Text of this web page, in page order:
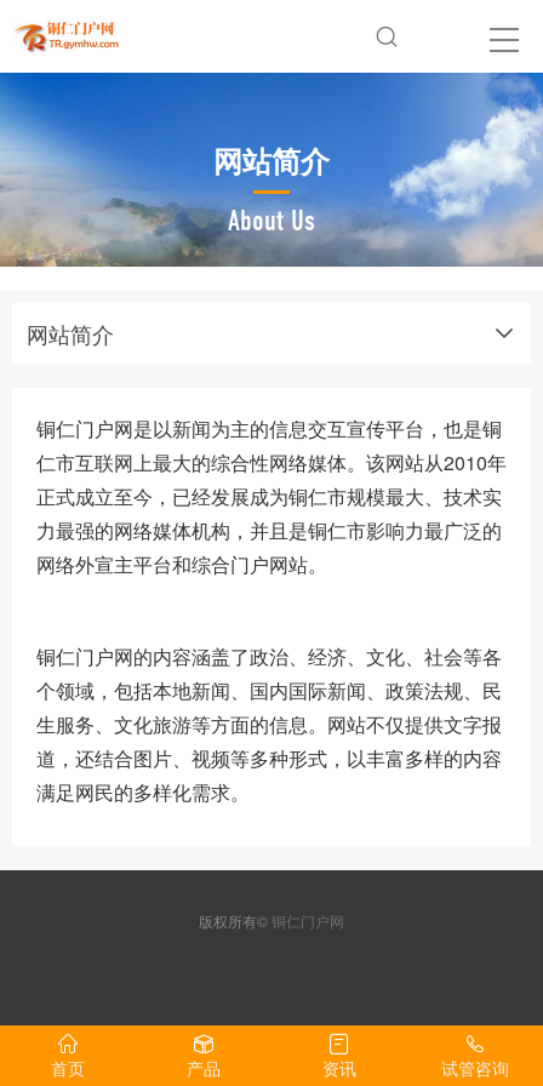
网站简介
About Us
网站简介
铜仁门户网是以新闻为主的信息交互宣传平台，也是铜
仁市互联网上最大的综合性网络媒体。该网站从2010年
正式成立至今，已经发展成为铜仁市规模最大、技术实
力最强的网络媒体机构，并且是铜仁市影响力最广泛的
网络外宣主平台和综合门户网站。
铜仁门户网的内容涵盖了政治、经济、文化、社会等各
个领域，包括本地新闻、国内国际新闻、政策法规、民
生服务、文化旅游等方面的信息。网站不仅提供文字报
道，还结合图片、视频等多种形式，以丰富多样的内容
满足网民的多样化需求。
版权所有©铜仁门户网
首页 产品 资讯 试管咨询